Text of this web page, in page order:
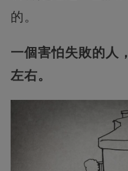
的。
一個害怕失敗的人
左右。